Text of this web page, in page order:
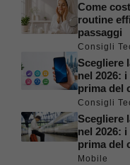
Come
routine
passaggi
Consigli
Scegliere
nel 2026:
prima del
Consigli
Scegliere
nel 2026:
prima del
Mobile